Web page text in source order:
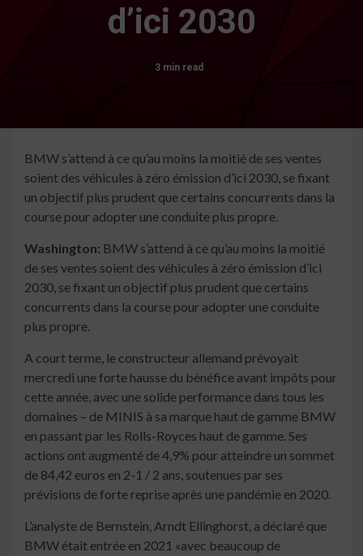
d’ici 2030
3 min read
BMW s’attend à ce qu’au moins la moitié de ses ventes
soient des véhicules à zéro émission d’ici 2030, se fixant
un objectif plus prudent que certains concurrents dans la
course pour adopter une conduite plus propre.
Washington: BMW s’attend à ce qu’au moins la moitié
de ses ventes soient des véhicules à zéro émission d’ici
2030, se fixant un objectif plus prudent que certains
concurrents dans la course pour adopter une conduite
plus propre.
A court terme, le constructeur allemand prévoyait
mercredi une forte hausse du bénéfice avant impôts pour
cette année, avec une solide performance dans tous les
domaines – de MINIS à sa marque haut de gamme BMW
en passant par les Rolls-Royces haut de gamme. Ses
actions ont augmenté de 4,9% pour atteindre un sommet
de 84,42 euros en 2-1 / 2 ans, soutenues par ses
prévisions de forte reprise après une pandémie en 2020.
L’analyste de Bernstein, Arndt Ellinghorst, a déclaré que
BMW était entrée en 2021 «avec beaucoup de